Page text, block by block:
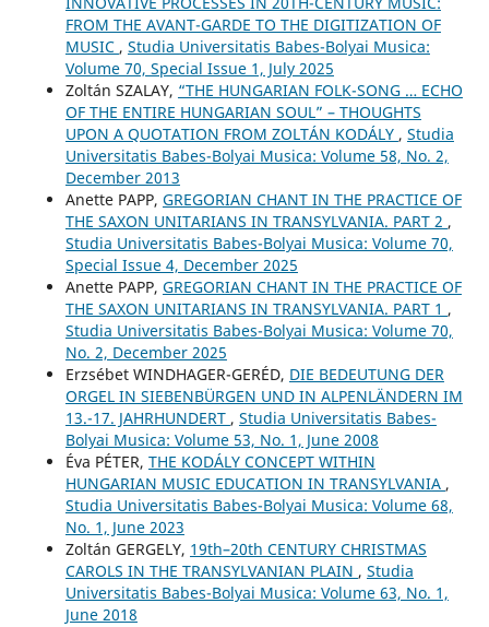
FROM THE AVANT-GARDE TO THE DIGITIZATION OF
MUSIC , Studia Universitatis Babes-Bolyai Musica:
Volume 70, Special Issue 1, July 2025
Zoltán SZALAY, “THE HUNGARIAN FOLK-SONG … ECHO
OF THE ENTIRE HUNGARIAN SOUL” – THOUGHTS
UPON A QUOTATION FROM ZOLTÁN KODÁLY , Studia
Universitatis Babes-Bolyai Musica: Volume 58, No. 2,
December 2013
Anette PAPP, GREGORIAN CHANT IN THE PRACTICE OF
THE SAXON UNITARIANS IN TRANSYLVANIA. PART 2 ,
Studia Universitatis Babes-Bolyai Musica: Volume 70,
Special Issue 4, December 2025
Anette PAPP, GREGORIAN CHANT IN THE PRACTICE OF
THE SAXON UNITARIANS IN TRANSYLVANIA. PART 1 ,
Studia Universitatis Babes-Bolyai Musica: Volume 70,
No. 2, December 2025
Erzsébet WINDHAGER-GERÉD, DIE BEDEUTUNG DER
ORGEL IN SIEBENBÜRGEN UND IN ALPENLÄNDERN IM
13.-17. JAHRHUNDERT , Studia Universitatis Babes-
Bolyai Musica: Volume 53, No. 1, June 2008
Éva PÉTER, THE KODÁLY CONCEPT WITHIN
HUNGARIAN MUSIC EDUCATION IN TRANSYLVANIA ,
Studia Universitatis Babes-Bolyai Musica: Volume 68,
No. 1, June 2023
Zoltán GERGELY, 19th–20th CENTURY CHRISTMAS
CAROLS IN THE TRANSYLVANIAN PLAIN , Studia
Universitatis Babes-Bolyai Musica: Volume 63, No. 1,
June 2018